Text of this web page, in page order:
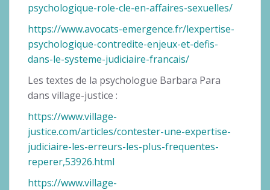
psychologique-role-cle-en-affaires-sexuelles/
https://www.avocats-emergence.fr/lexpertise-
psychologique-contredite-enjeux-et-defis-
dans-le-systeme-judiciaire-francais/
Les textes de la psychologue Barbara Para
dans village-justice :
https://www.village-
justice.com/articles/contester-une-expertise-
judiciaire-les-erreurs-les-plus-frequentes-
reperer,53926.html
https://www.village-